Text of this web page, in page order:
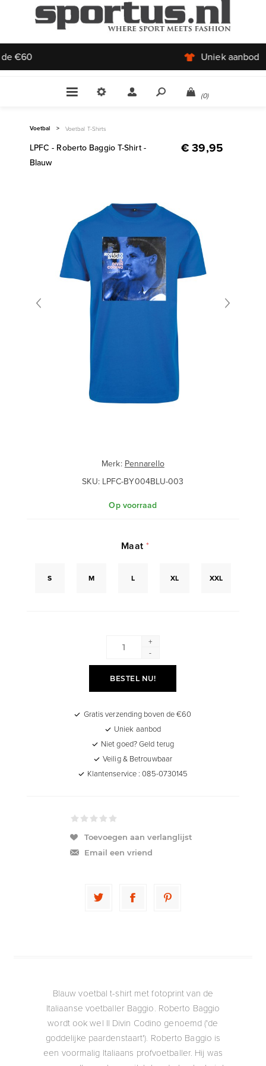
(0)
Voetbal > Voetbal T-Shirts
LPFC - Roberto Baggio T-Shirt -
Blauw
€ 39,95
Merk: Pennarello
SKU: LPFC-BY004BLU-003
Op voorraad
Maat*
S M L XL XXL
+
-
BESTEL NU!
Gratis verzending boven de €60
Uniek aanbod
Niet goed? Geld terug
Veilig & Betrouwbaar
Klantenservice : 085-0730145
Toevoegen aan verlanglijst
Email een vriend
Blauw voetbal t-shirt met fotoprint van de
Italiaanse voetballer Baggio. Roberto Baggio
wordt ook wel Il Divin Codino genoemd ('de
goddelijke paardenstaart'). Roberto Baggio is
een voormalig Italiaans profvoetballer. Hij was